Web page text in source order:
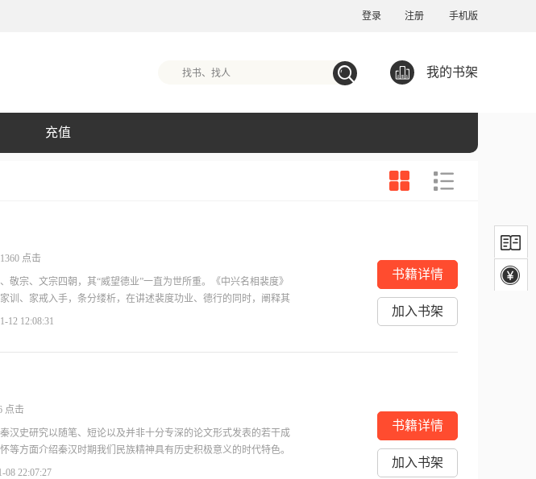
登录 注册 手机版
我的书架
充值
1360 点击
宗、文宗四朝，其“威望德业”一直为世所重。《中兴名相裴度》
训、家戒入手，条分缕析，在讲述裴度功业、德行的同时，阐释其
》以史为鉴，采用故事的形式为读者呈现中国传统文化中的廉政思
12 12:08:31
书籍详情
加入书架
点击
汉史研究以随笔、短论以及并非十分专深的论文形式发表的若干成
等方面介绍秦汉时期我们民族精神具有历史积极意义的时代特色。
者一起深化对中华民族优秀文化传统的认识、理解和说明，以利于
08 22:07:27
书籍详情
加入书架